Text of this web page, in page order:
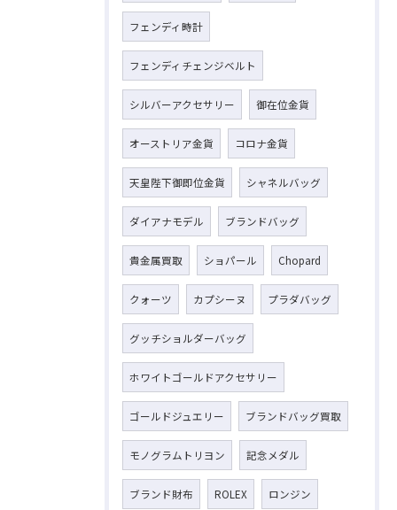
フェンディ時計
フェンディチェンジベルト
シルバーアクセサリー 御在位金貨
オーストリア金貨 コロナ金貨
天皇陛下御即位金貨 シャネルバッグ
ダイアナモデル ブランドバッグ
貴金属買取 ショパール Chopard
クォーツ カプシーヌ プラダバッグ
グッチショルダーバッグ
ホワイトゴールドアクセサリー
ゴールドジュエリー ブランドバッグ買取
モノグラムトリヨン 記念メダル
ブランド財布 ROLEX ロンジン